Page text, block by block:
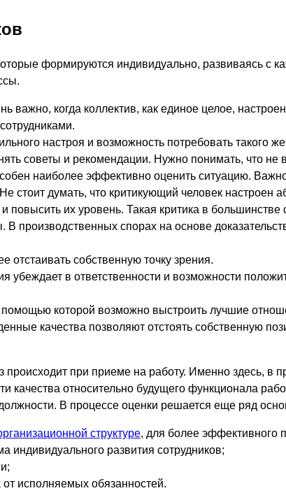
формируются индивидуально, развиваясь
важно, когда коллектив, как единое целое,
настроя и возможность потребовать такого
советы и рекомендации. Нужно понимать, что
наиболее эффективно оценить ситуацию.
стоит думать, что критикующий человек
повысить их уровень. Такая критика в
производственных спорах на основе
отстаивать собственную точку зрения.
убеждает в ответственности и возможности
помощью которой возможно выстроить лучшие
качества позволяют отстоять собственную
происходит при приеме на работу. Именно здесь, в
качества относительно будущего функционала
В процессе оценки решается еще ряд
структуре, для более эффективного
индивидуального развития сотрудников;
исполняемых обязанностей.